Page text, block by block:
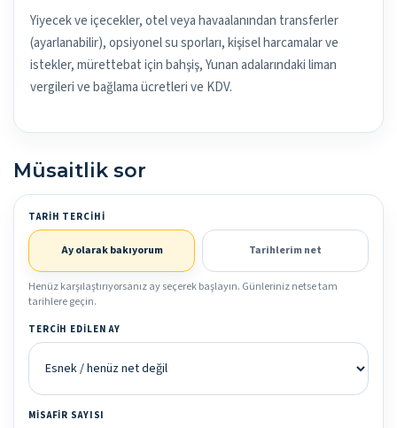
Yiyecek ve içecekler, otel veya havaalanından transferler
(ayarlanabilir), opsiyonel su sporları, kişisel harcamalar ve
istekler, mürettebat için bahşiş, Yunan adalarındaki liman
vergileri ve bağlama ücretleri ve KDV.
Müsaitlik sor
TARIH TERCIHI
Ay olarak bakıyorum Tarihlerim net
Henüz karşılaştırıyorsanız ay seçerek başlayın. Günleriniz netse tam
tarihlere geçin.
TERCIH EDILEN AY
MISAFIR SAYISI